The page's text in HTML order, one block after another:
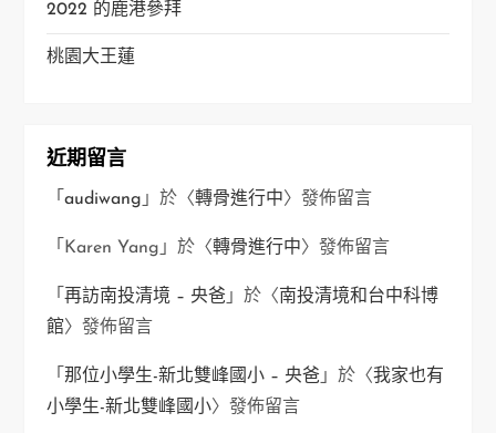
2022 的鹿港參拜
桃園大王蓮
近期留言
「audiwang 」於〈轉骨進行中〉發佈留言
「 Karen Yang 」於〈轉骨進行中〉發佈留言
「再訪南投清境 – 央爸 」於〈南投清境和台中科博
館〉發佈留言
「 那位小學生-新北雙峰國小 – 央爸 」於〈我家也有
小學生-新北雙峰國小〉發佈留言